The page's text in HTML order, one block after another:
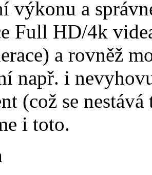
výkonu a
Full HD/4k
a rovněž
např. i
(což se
i toto.